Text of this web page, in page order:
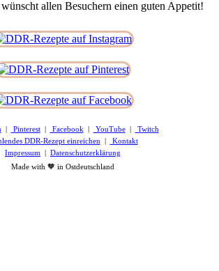
allen Besuchern einen guten Appetit!
Pinterest| Facebook YouTube|
Twitch
DDR-Rezept einreichen
Kontakt
Impressum
Datenschutzerklärung
Made with 🧡 in Ostdeutschland